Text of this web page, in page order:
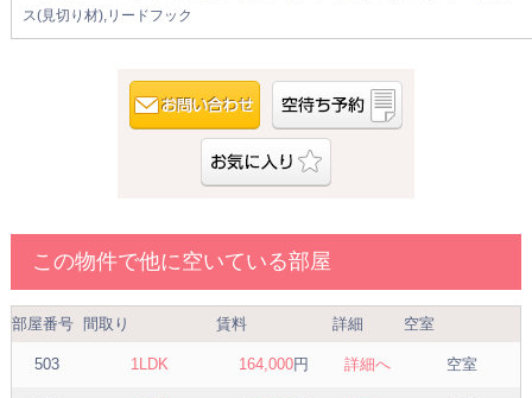
ス(見切り材),リードフック
この物件で他に空いている部屋
部屋番号 間取り 賃料 詳細 空室
503 1LDK 164,000円 詳細へ 空室